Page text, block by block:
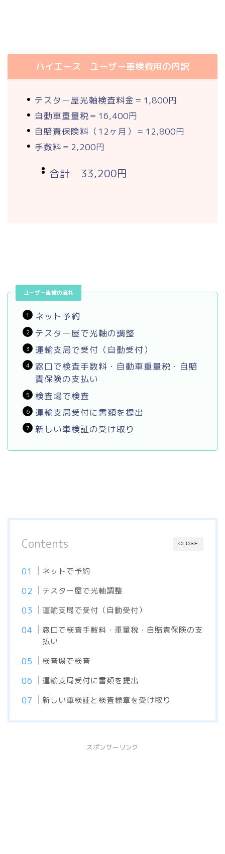
ハイエース ユーザー車検費用の内訳
テスター屋光軸検査料金＝1,800円
自動車重量税＝16,400円
自賠責保険料（12ヶ月）＝12,800円
手数料＝2,200円
合計 33,200円
ユーザー車検の流れ
ネット予約
テスター屋で光軸の調整
運輸支局で受付（自動受付）
窓口で検査手数料・自動車重量税・自賠
責保険の支払い
検査場で検査
運輸支局受付に書類を提出
新しい車検証の受け取り
CLOSE
Contents
ネットで予約
テスター屋で光軸調整
運輸支局で受付（自動受付）
窓口で検査手数料・重量税・自賠責保険の支
払い
検査場で検査
運輸支局受付に書類を提出
新しい車検証と検査標章を受け取り
スポンサーリンク